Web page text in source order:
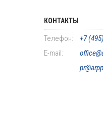
КОНТАКТЫ
Телефон:
+7
E-mail: